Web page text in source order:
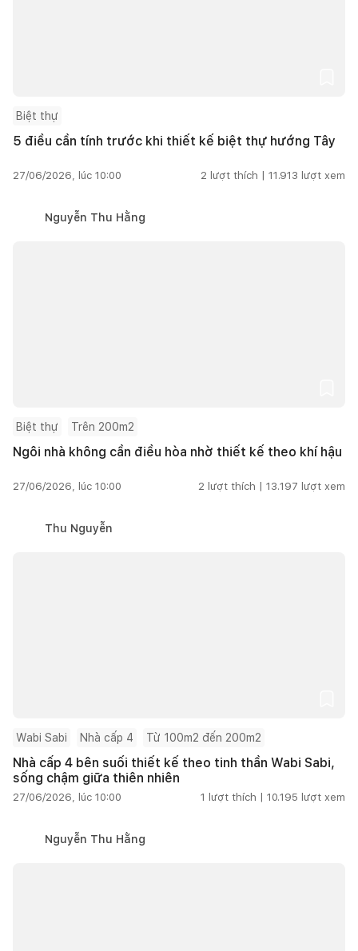
Biệt thự
5 điều cần tính trước khi thiết kế biệt thự hướng Tây
27/06/2026, lúc 10:00 2 lượt thích | 11.913 lượt xem
Nguyễn Thu Hằng
Biệt thự Trên 200m2
Ngôi nhà không cần điều hòa nhờ thiết kế theo khí hậu
27/06/2026, lúc 10:00 2 lượt thích | 13.197 lượt xem
Thu Nguyễn
Wabi Sabi Nhà cấp 4 Từ 100m2 đến 200m2
Nhà cấp 4 bên suối thiết kế theo tinh thần Wabi Sabi,
sống chậm giữa thiên nhiên
27/06/2026, lúc 10:00 1 lượt thích | 10.195 lượt xem
Nguyễn Thu Hằng